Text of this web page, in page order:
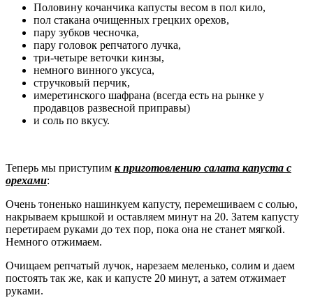
Половину кочанчика капусты весом в пол кило,
пол стакана очищенных грецких орехов,
пару зубков чесночка,
пару головок репчатого лучка,
три-четыре веточки кинзы,
немного винного уксуса,
стручковый перчик,
имеретинского шафрана (всегда есть на рынке у
продавцов развесной приправы)
и соль по вкусу.
Теперь мы приступим к приготовлению салата капуста с
орехами:
Очень тоненько нашинкуем капусту, перемешиваем с солью,
накрываем крышкой и оставляем минут на 20. Затем капусту
перетираем руками до тех пор, пока она не станет мягкой.
Немного отжимаем.
Очищаем репчатый лучок, нарезаем меленько, солим и даем
постоять так же, как и капусте 20 минут, а затем отжимает
руками.